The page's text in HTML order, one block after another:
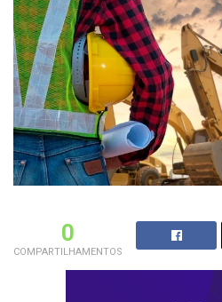
0
COMPARTILHAMENTOS